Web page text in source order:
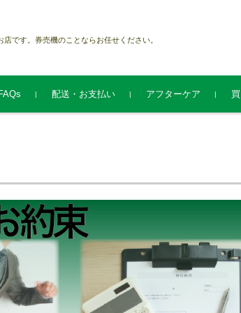
です。券売機のことならお任せください。
FAQs 配送・お支払い アフターケア